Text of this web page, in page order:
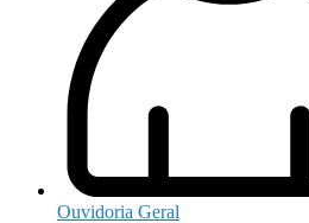
Ouvidoria Geral